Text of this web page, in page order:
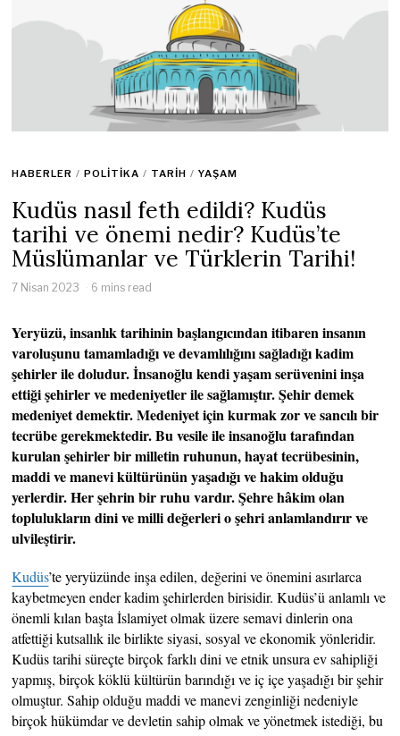
HABERLER / POLITIKA / TARIH / YAŞAM
Kudüs nasıl feth edildi? Kudüs
tarihi ve önemi nedir? Kudüs’te
Müslümanlar ve Türklerin Tarihi!
7 Nisan 2023 6 mins read
Yeryüzü, insanlık tarihinin başlangıcından itibaren insanın
varoluşunu tamamladığı ve devamlılığını sağladığı kadim
şehirler ile doludur. İnsanoğlu kendi yaşam serüvenini inşa
ettiği şehirler ve medeniyetler ile sağlamıştır. Şehir demek
medeniyet demektir. Medeniyet için kurmak zor ve sancılı bir
tecrübe gerekmektedir. Bu vesile ile insanoğlu tarafından
kurulan şehirler bir milletin ruhunun, hayat tecrübesinin,
maddi ve manevi kültürünün yaşadığı ve hakim olduğu
yerlerdir. Her şehrin bir ruhu vardır. Şehre hâkim olan
toplulukların dini ve milli değerleri o şehri anlamlandırır ve
ulvileştirir.
Kudüs’te yeryüzünde inşa edilen, değerini ve önemini asırlarca
kaybetmeyen ender kadim şehirlerden birisidir. Kudüs’ü anlamlı ve
önemli kılan başta İslamiyet olmak üzere semavi dinlerin ona
atfettiği kutsallık ile birlikte siyasi, sosyal ve ekonomik yönleridir.
Kudüs tarihi süreçte birçok farklı dini ve etnik unsura ev sahipliği
yapmış, birçok köklü kültürün barındığı ve iç içe yaşadığı bir şehir
olmuştur. Sahip olduğu maddi ve manevi zenginliği nedeniyle
birçok hükümdar ve devletin sahip olmak ve yönetmek istediği, bu